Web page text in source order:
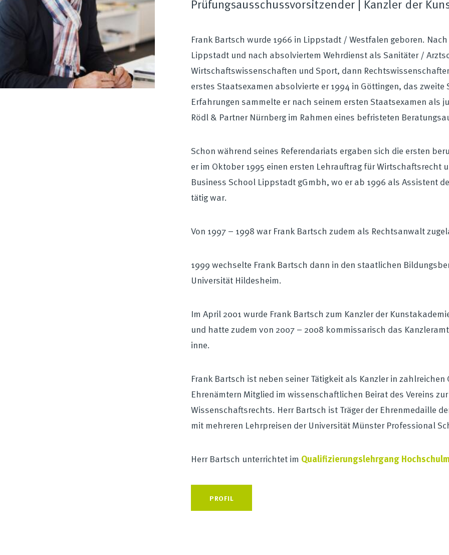
Prüfungsausschussvorsitzender | Kanzler der
Frank Bartsch wurde 1966 in Lippstadt / Westfalen geboren.
Lippstadt und nach absolviertem Wehrdienst als Sanitäter /
Wirtschaftswissenschaften und Sport, dann
erstes Staatsexamen absolvierte er 1994 in Göttingen, das
Erfahrungen sammelte er nach seinem ersten Staatsexamen
Rödl & Partner Nürnberg im Rahmen eines befristeten
Schon während seines Referendariats ergaben sich die ersten
er im Oktober 1995 einen ersten Lehrauftrag für
Business School Lippstadt gGmbh, wo er ab 1996 als Assistent
tätig war.
Von 1997 – 1998 war Frank Bartsch zudem als Rechtsanwalt
1999 wechselte Frank Bartsch dann in den staatlichen
Universität Hildesheim.
Im April 2001 wurde Frank Bartsch zum Kanzler der
und hatte zudem von 2007 – 2008 kommissarisch das
inne.
Frank Bartsch ist neben seiner Tätigkeit als Kanzler in
Ehrenämtern Mitglied im wissenschaftlichen Beirat des Vereins
Wissenschaftsrechts. Herr Bartsch ist Träger der Ehrenmedaille
mit mehreren Lehrpreisen der Universität Münster Professional
Herr Bartsch unterrichtet im Qualifizierungslehrgang
PROFIL